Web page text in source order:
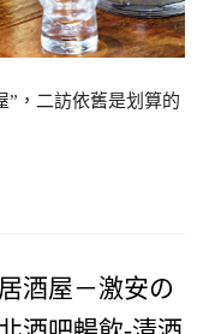
”，二訪依舊是划算的
酒屋－激安の